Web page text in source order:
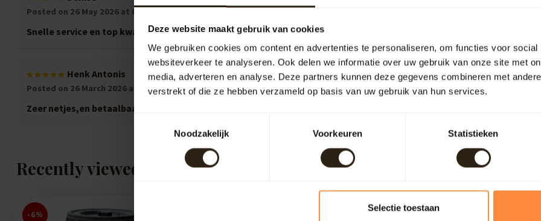
Deze website maakt gebruik van cookies
We gebruiken cookies om content en advertenties te personaliseren, om functies voor
websiteverkeer te analyseren. Ook delen we informatie over uw gebruik van onze site met
media, adverteren en analyse. Deze partners kunnen deze gegevens combineren met
verstrekt of die ze hebben verzameld op basis van uw gebruik van hun services.
Noodzakelijk
Voorkeuren Statistieken
Selectie toestaan
Posted on 26 May 2026 at 03:10
Snelle service en top kwaliteit. Bedankt!
Henk Antonis
Posted on 26 March 2026 at 12:08
Zeer netjes,en betaalbaar, bedankt!!
Recently viewed
-6%